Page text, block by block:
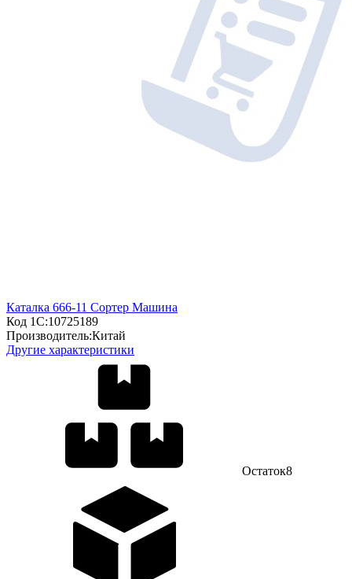
Каталка 666-11 Сортер Машина
Код 1С:10725189
Производитель:Китай
Другие характеристики
Остаток8